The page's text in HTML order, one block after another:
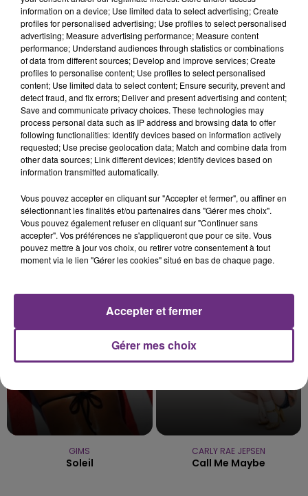
TOUJOURS À L'ARRÊT
Cela fait déjà une semaine que la centrale
nucléaire ardennaise est à l'arrêt. Une situation
justifiée par la sécheresse intense qui est toujours
présente.
TITRES DIFFUSÉS
11h53
11h53
ARIANA GRANDE
Hate That I Made You Love
11h50
11h50
LEWIS CAPALDI
Wish You The Best
GIMS
Soleil
11h42
11h42
CARLY RAE JEPSEN
Call Me Maybe
information on a device; Use limited data to select advertising; Create
profiles for personalised advertising; Use profiles to select personalised
advertising; Measure advertising performance; Measure content
performance; Understand audiences through statistics or combinations
of data from different sources; Develop and improve services; Create
profiles to personalise content; Use profiles to select personalised
content; Use limited data to select content; Ensure security, prevent and
detect fraud, and fix errors; Deliver and present advertising and content;
Save and communicate privacy choices. These technologies may
process personal data such as IP address and browsing data to offer
following functionalities: Identify devices based on information actively
requested; Use precise geolocation data; Match and combine data from
other data sources; Link different devices; Identify devices based on
information transmitted automatically.
Vous pouvez accepter en cliquant sur "Accepter et fermer", ou affiner en
sélectionnant les finalités et/ou partenaires dans "Gérer mes choix".
Vous pouvez également refuser en cliquant sur "Continuer sans
accepter". Vos préférences ne s'appliqueront que pour ce site. Vous
pouvez mettre à jour vos choix, ou retirer votre consentement à tout
moment via le lien "Gérer les cookies" situé en bas de chaque page.
Gérer mes choix
Accepter et fermer